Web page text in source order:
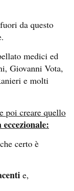
da questo
medici ed
Giovanni Vota,
e molti
poi creare quello
certo è
e,